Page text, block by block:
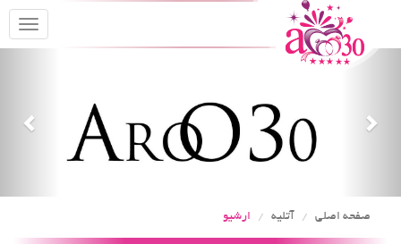
صفحه اصلی آتلیه ارشیو